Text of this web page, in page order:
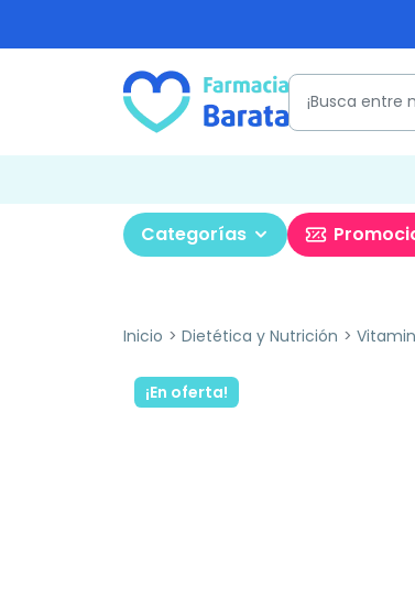
Categorías
Inicio Dietética y Nutrición
¡En oferta!